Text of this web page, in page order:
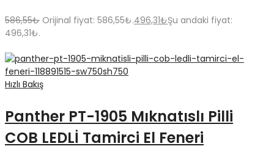
586,55₺ Orijinal fiyat: 586,55₺.496,31₺Şu andaki fiyat:
496,31₺.
Hızlı Bakış
Panther PT-1905 Mıknatıslı Pilli
COB LEDLİ Tamirci El Feneri